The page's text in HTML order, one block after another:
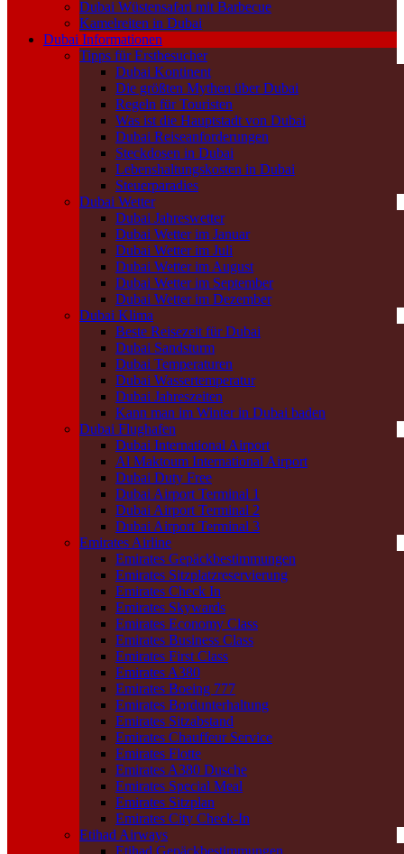
Dubai Wüstensafari mit Barbecue
Kamelreiten in Dubai
Dubai Informationen
Tipps für Erstbesucher
Dubai Kontinent
Die größten Mythen über Dubai
Regeln für Touristen
Was ist die Hauptstadt von Dubai
Dubai Reiseanforderungen
Steckdosen in Dubai
Lebenshaltungskosten in Dubai
Steuerparadies
Dubai Wetter
Dubai Jahreswetter
Dubai Wetter im Januar
Dubai Wetter im Juli
Dubai Wetter im August
Dubai Wetter im September
Dubai Wetter im Dezember
Dubai Klima
Beste Reisezeit für Dubai
Dubai Sandsturm
Dubai Temperaturen
Dubai Wassertemperatur
Dubai Jahreszeiten
Kann man im Winter in Dubai baden
Dubai Flughafen
Dubai International Airport
Al Maktoum International Airport
Dubai Duty Free
Dubai Airport Terminal 1
Dubai Airport Terminal 2
Dubai Airport Terminal 3
Emirates Airline
Emirates Gepäckbestimmungen
Emirates Sitzplatzreservierung
Emirates Check In
Emirates Skywards
Emirates Economy Class
Emirates Business Class
Emirates First Class
Emirates A380
Emirates Boeing 777
Emirates Bordunterhaltung
Emirates Sitzabstand
Emirates Chauffeur Service
Emirates Flotte
Emirates A380 Dusche
Emirates Special Meal
Emirates Sitzplan
Emirates City Check-In
Etihad Airways
Etihad Gepäckbestimmungen